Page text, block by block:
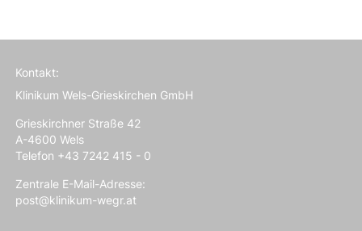
Kontakt:
Klinikum Wels-Grieskirchen GmbH
Grieskirchner Straße 42
A-4600 Wels
Telefon +43 7242 415 - 0
Zentrale E-Mail-Adresse:
post@klinikum-wegr.at